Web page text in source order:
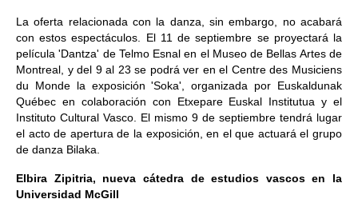
La oferta relacionada con la danza, sin embargo, no acabará
con estos espectáculos. El 11 de septiembre se proyectará la
película 'Dantza' de Telmo Esnal en el Museo de Bellas Artes de
Montreal, y del 9 al 23 se podrá ver en el Centre des Musiciens
du Monde la exposición 'Soka', organizada por Euskaldunak
Québec en colaboración con Etxepare Euskal Institutua y el
Instituto Cultural Vasco. El mismo 9 de septiembre tendrá lugar
el acto de apertura de la exposición, en el que actuará el grupo
de danza Bilaka.
Elbira Zipitria, nueva cátedra de estudios vascos en la
Universidad McGill